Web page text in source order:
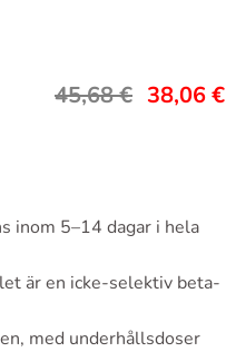
45,68€ 38,06€
inom 5–14 dagar i hela
är en icke-selektiv beta-
med underhållsdoser